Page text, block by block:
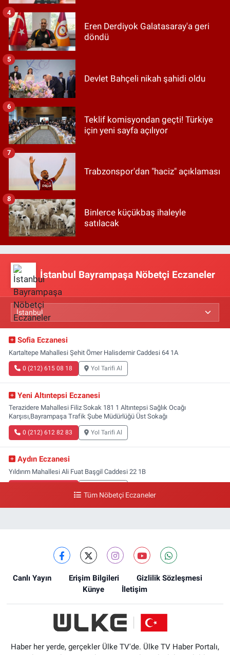
Eren Derdiyok Galatasaray'a geri
döndü
4
Devlet Bahçeli nikah şahidi oldu
5
Teklif komisyondan geçti! Türkiye
için yeni sayfa açılıyor
6
Trabzonspor'dan "haciz" açıklaması
7
Binlerce küçükbaş ihaleyle
satılacak
8
İstanbul Bayrampaşa Nöbetçi Eczaneler
Sofia Eczanesi
Kartaltepe Mahallesi Şehit Ömer Halisdemir Caddesi 64 1A
0 (212) 615 08 18 Yol Tarifi Al
Yeni Altıntepsi Eczanesi
Terazidere Mahallesi Filiz Sokak 181 1 Altıntepsi Sağlık Ocağı
Karşısı,Bayrampaşa Trafik Şube Müdürlüğü Üst Sokağı
0 (212) 612 82 83 Yol Tarifi Al
Aydın Eczanesi
Yıldırım Mahallesi Ali Fuat Başgil Caddesi 22 1B
Tüm Nöbetçi Eczaneler
Canlı Yayın Erişim Bilgileri
Gizlilik Sözleşmesi
Künye
İletişim
Haber her yerde, gerçekler Ülke TV'de. Ülke TV Haber Portalı,